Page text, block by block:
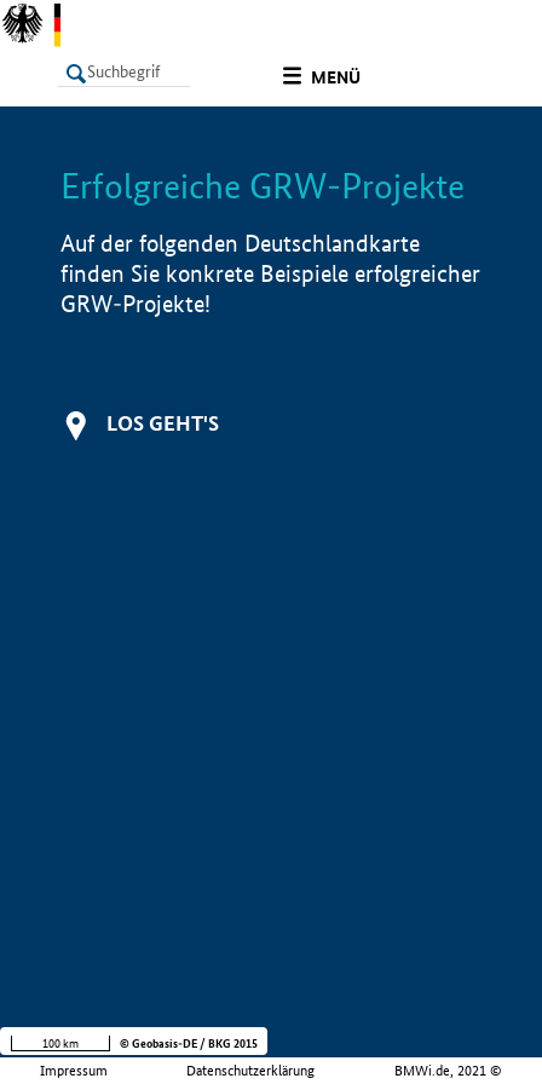
MENÜ
LISTE Info
Erfolgreiche GRW-Projekte
Auf der folgenden Deutschlandkarte
finden Sie konkrete Beispiele erfolgreicher
GRW-Projekte!
LOS GEHT'S
Impressum Datenschutzerklärung BMWi.de, 2021 ©
100 km © Geobasis-DE / BKG 2015